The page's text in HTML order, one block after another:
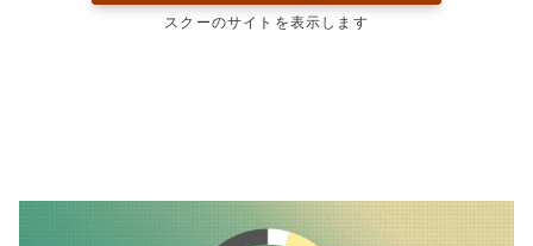
スクーのサイトを表示します